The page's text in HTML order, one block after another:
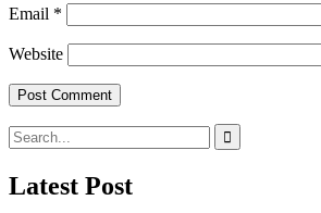
Email *
Website
Search
for:
Latest Post